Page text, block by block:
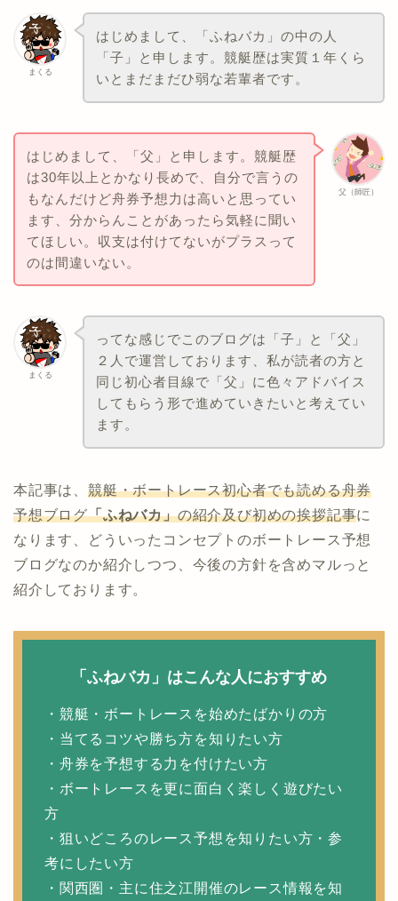
まくる
はじめまして、「ふねバカ」の中の人
「子」と申します。競艇歴は実質１年くら
いとまだまだひ弱な若輩者です。
父（師匠）
はじめまして、「父」と申します。競艇歴
は30年以上とかなり長めで、自分で言うの
もなんだけど舟券予想力は高いと思ってい
ます、分からんことがあったら気軽に聞い
てほしい。収支は付けてないがプラスって
のは間違いない。
まくる
ってな感じでこのブログは「子」と「父」
２人で運営しております、私が読者の方と
同じ初心者目線で「父」に色々アドバイス
してもらう形で進めていきたいと考えてい
ます。
本記事は、 競艇・ボートレース初心者でも読める舟券
予想ブログ「ふねバカ」の紹介及び初めの挨拶記事に
なります、どういったコンセプトのボートレース予想
ブログなのか紹介しつつ、今後の方針を含めマルっと
紹介しております。
「ふねバカ」はこんな人におすすめ
・競艇・ボートレースを始めたばかりの方
・当てるコツや勝ち方を知りたい方
・舟券を予想する力を付けたい方
・ボートレースを更に面白く楽しく遊びたい
方
・狙いどころのレース予想を知りたい方・参
考にしたい方
・関西圏・主に住之江開催のレース情報を知